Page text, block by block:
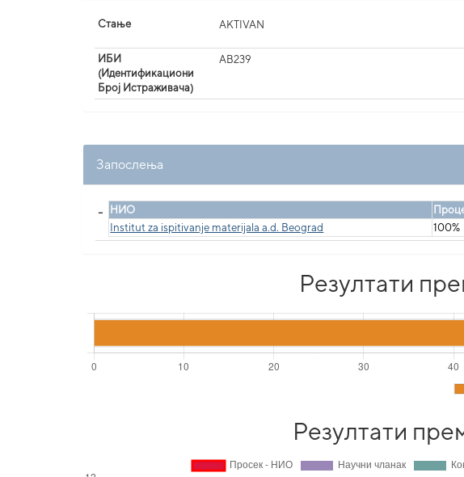
Стање AKTIVAN
ИБИ
(Идентификациони
Број Истраживача)
AB239
Запослења
НИО
Institut za ispitivanje materijala a.d. Beograd
100%
Резултати
Резултати